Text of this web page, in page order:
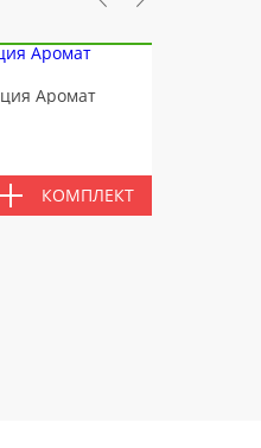
Аромат
КОМПЛЕКТ